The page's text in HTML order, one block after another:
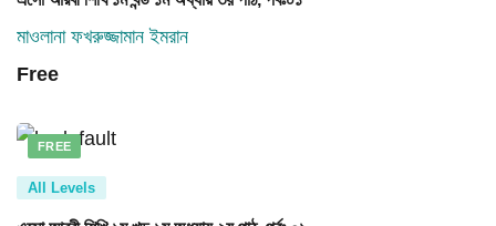
মাওলানা ফখরুজ্জামান ইমরান
Free
FREE
All Levels